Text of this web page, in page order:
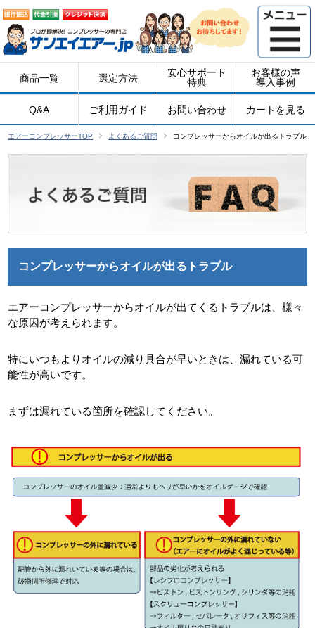
商品一覧 選定方法
安心サポート
特典
お客様の声
導入事例
Q&A ご利用ガイド お問い合わせ カートを見る
エアーコンプレッサーTOP よくあるご質問 コンプレッサーからオイルが出るトラブル
コンプレッサーからオイルが出るトラブル
エアーコンプレッサーからオイルが出てくるトラブルは、様々
な原因が考えられます。
特にいつもよりオイルの減り具合が早いときは、漏れている可
能性が高いです。
まずは漏れている箇所を確認してください。